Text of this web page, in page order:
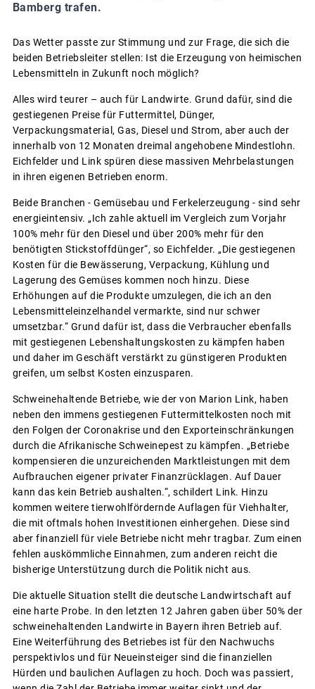
Bamberg trafen.
Das Wetter passte zur Stimmung und zur Frage, die sich die
beiden Betriebsleiter stellen: Ist die Erzeugung von heimischen
Lebensmitteln in Zukunft noch möglich?
Alles wird teurer – auch für Landwirte. Grund dafür, sind die
gestiegenen Preise für Futtermittel, Dünger,
Verpackungsmaterial, Gas, Diesel und Strom, aber auch der
innerhalb von 12 Monaten dreimal angehobene Mindestlohn.
Eichfelder und Link spüren diese massiven Mehrbelastungen
in ihren eigenen Betrieben enorm.
Beide Branchen - Gemüsebau und Ferkelerzeugung - sind sehr
energieintensiv. „Ich zahle aktuell im Vergleich zum Vorjahr
100% mehr für den Diesel und über 200% mehr für den
benötigten Stickstoffdünger“, so Eichfelder. „Die gestiegenen
Kosten für die Bewässerung, Verpackung, Kühlung und
Lagerung des Gemüses kommen noch hinzu. Diese
Erhöhungen auf die Produkte umzulegen, die ich an den
Lebensmitteleinzelhandel vermarkte, sind nur schwer
umsetzbar.“ Grund dafür ist, dass die Verbraucher ebenfalls
mit gestiegenen Lebenshaltungskosten zu kämpfen haben
und daher im Geschäft verstärkt zu günstigeren Produkten
greifen, um selbst Kosten einzusparen.
Schweinehaltende Betriebe, wie der von Marion Link, haben
neben den immens gestiegenen Futtermittelkosten noch mit
den Folgen der Coronakrise und den Exporteinschränkungen
durch die Afrikanische Schweinepest zu kämpfen. „Betriebe
kompensieren die unzureichenden Marktleistungen mit dem
Aufbrauchen eigener privater Finanzrücklagen. Auf Dauer
kann das kein Betrieb aushalten.“, schildert Link. Hinzu
kommen weitere tierwohlfördernde Auflagen für Viehhalter,
die mit oftmals hohen Investitionen einhergehen. Diese sind
aber finanziell für viele Betriebe nicht mehr tragbar. Zum einen
fehlen auskömmliche Einnahmen, zum anderen reicht die
bisherige Unterstützung durch die Politik nicht aus.
Die aktuelle Situation stellt die deutsche Landwirtschaft auf
eine harte Probe. In den letzten 12 Jahren gaben über 50% der
schweinehaltenden Landwirte in Bayern ihren Betrieb auf.
Eine Weiterführung des Betriebes ist für den Nachwuchs
perspektivlos und für Neueinsteiger sind die finanziellen
Hürden und baulichen Auflagen zu hoch. Doch was passiert,